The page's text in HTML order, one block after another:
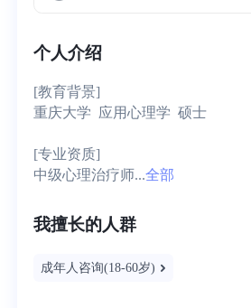
个人介绍
[教育背景]
重庆大学  应用心理学  硕士
[专业资质]
中级心理治疗师...全部
我擅长的人群
成年人咨询(18-60岁)